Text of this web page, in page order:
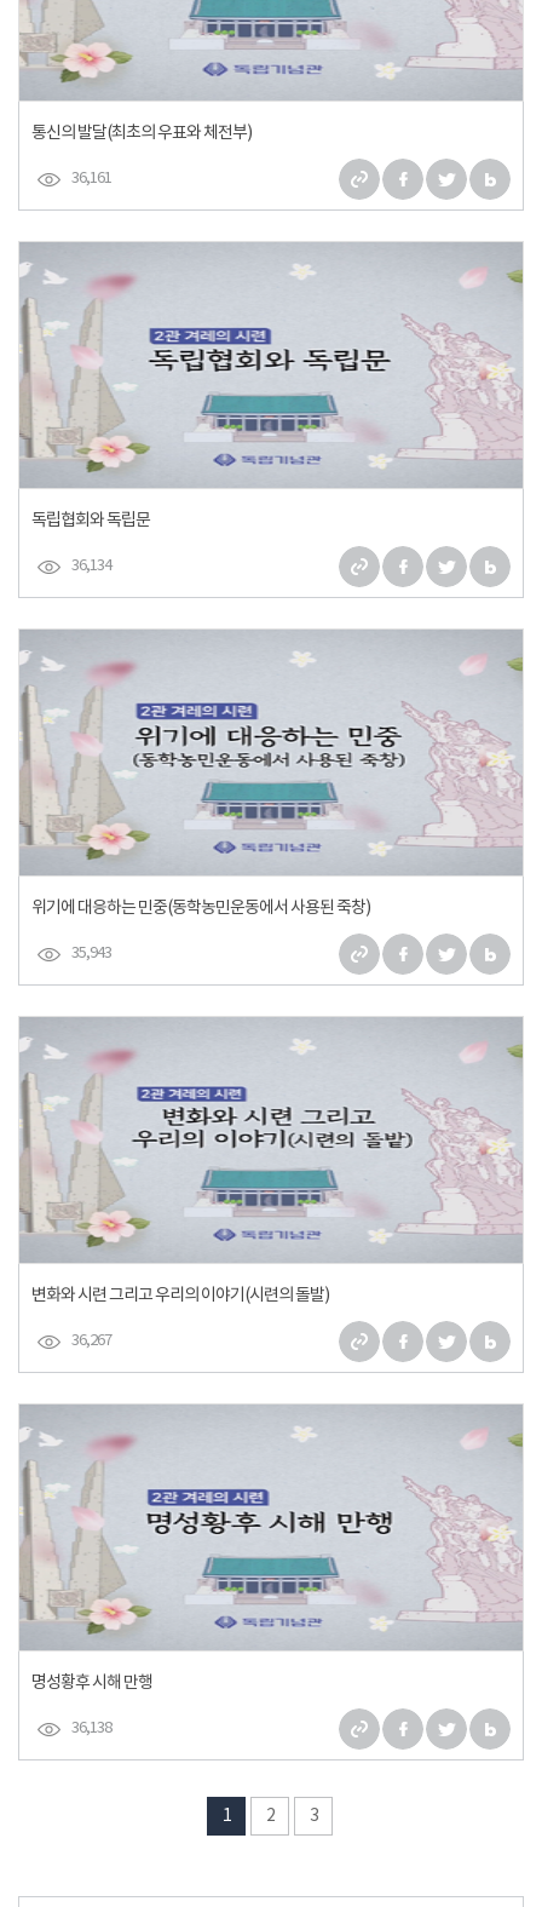
통신의 발달(최초의 우표와 체전부)
36,161
독립협회와 독립문
36,134
위기에 대응하는 민중(동학농민운동에서 사용된 죽창)
35,943
변화와 시련 그리고 우리의 이야기(시련의 돌발)
36,267
명성황후 시해 만행
36,138
1 2 3